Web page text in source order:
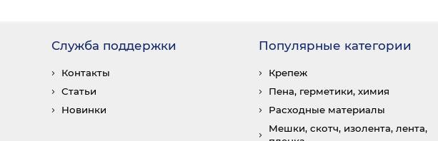
Служба поддержки
Контакты
Статьи
Новинки
Популярные категории
Крепеж
Пена, герметики, химия
Расходные материалы
Мешки, скотч, изолента, лента,